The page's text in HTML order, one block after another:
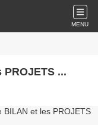
MENU
PROJETS ...